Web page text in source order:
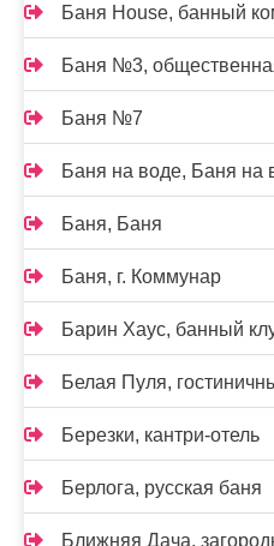
Баня House, банный
Баня №3,
Баня №7
Баня на воде, Баня на
Баня, Баня
Баня, г. Коммунар
Барин Хаус, банный
Белая Пуля,
Березки, кантри-отель
Берлога, русская баня
Ближняя Дача,